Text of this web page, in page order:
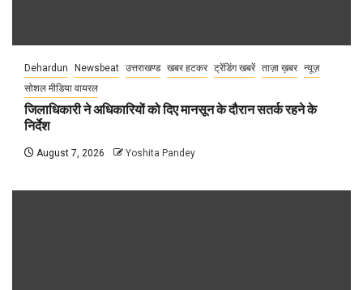
Dehardun Newsbeat उत्तराखण्ड खबर हटकर ट्रेंडिंग खबरें ताज़ा ख़बर न्यूज़
सोशल मीडिया वायरल
जिलाधिकारी ने अधिकारियों को दिए मानसून के दौरान सतर्क रहने के
निर्देश
August 7, 2026 Yoshita Pandey